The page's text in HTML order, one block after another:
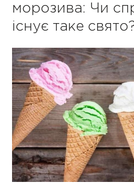
морозива: Чи
існує таке